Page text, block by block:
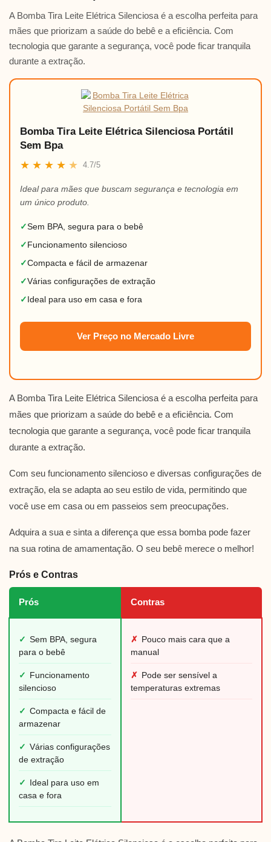
A Bomba Tira Leite Elétrica Silenciosa é a escolha perfeita para
mães que priorizam a saúde do bebê e a eficiência. Com
tecnologia que garante a segurança, você pode ficar tranquila
durante a extração.
Bomba Tira Leite Elétrica Silenciosa Portátil
Sem Bpa
★ ★ ★ ★ ★ 4.7/5
Ideal para mães que buscam segurança e tecnologia em
um único produto.
✓Sem BPA, segura para o bebê
✓ Funcionamento silencioso
✓Compacta e fácil de armazenar
✓Várias configurações de extração
✓ Ideal para uso em casa e fora
Ver Preço no Mercado Livre
A Bomba Tira Leite Elétrica Silenciosa é a escolha perfeita para
mães que priorizam a saúde do bebê e a eficiência. Com
tecnologia que garante a segurança, você pode ficar tranquila
durante a extração.
Com seu funcionamento silencioso e diversas configurações de
extração, ela se adapta ao seu estilo de vida, permitindo que
você use em casa ou em passeios sem preocupações.
Adquira a sua e sinta a diferença que essa bomba pode fazer
na sua rotina de amamentação. O seu bebê merece o melhor!
Prós e Contras
Prós Contras
✓ Sem BPA, segura
para o bebê
✓
Funcionamento
silencioso
✓ Compacta e fácil de
armazenar
✓ Várias configurações
de extração
✓
Ideal para uso em
casa e fora
✗ Pouco mais cara que a
manual
✗ Pode ser sensível a
temperaturas extremas